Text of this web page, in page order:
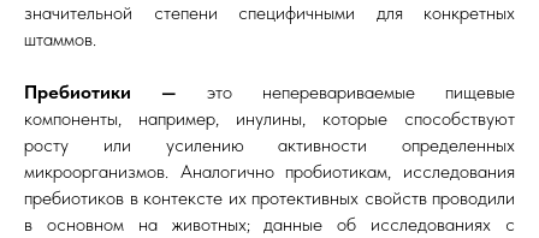
значительной степени специфичными для конкретных
штаммов.
Пребиотики — это неперевариваемые пищевые
компоненты, например, инулины, которые способствуют
росту или усилению активности определенных
микроорганизмов. Аналогично пробиотикам, исследования
пребиотиков в контексте их протективных свойств проводили
в основном на животных; данные об исследованиях с